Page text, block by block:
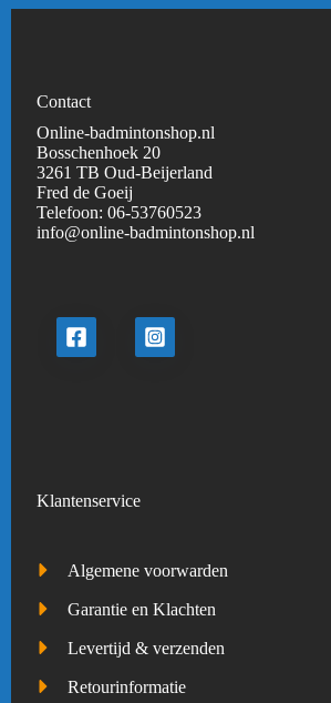
Contact
Online-badmintonshop.nl
Bosschenhoek 20
3261 TB Oud-Beijerland
Fred de Goeij
Telefoon:06-53760523
info@online-badmintonshop.nl
Klantenservice
Algemene voorwarden
Garantie en Klachten
Levertijd & verzenden
Retourinformatie